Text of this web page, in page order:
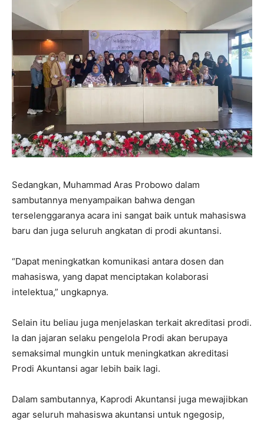
Sedangkan, Muhammad Aras Probowo dalam
sambutannya menyampaikan bahwa dengan
terselenggaranya acara ini sangat baik untuk mahasiswa
baru dan juga seluruh angkatan di prodi akuntansi.
“Dapat meningkatkan komunikasi antara dosen dan
mahasiswa, yang dapat menciptakan kolaborasi
intelektua,” ungkapnya.
Selain itu beliau juga menjelaskan terkait akreditasi prodi.
Ia dan jajaran selaku pengelola Prodi akan berupaya
semaksimal mungkin untuk meningkatkan akreditasi
Prodi Akuntansi agar lebih baik lagi.
Dalam sambutannya, Kaprodi Akuntansi juga mewajibkan
agar seluruh mahasiswa akuntansi untuk ngegosip,